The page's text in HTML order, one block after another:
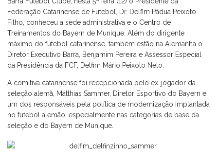
Federação Catarinense de Futebol, Dr. Delfim Pádua Peixoto
Filho, conheceu a sede administrativa e o Centro de
Treinamentos do Bayern de Munique. Além do dirigente
máximo do futebol catarinense, também estão na Alemanha o
Diretor Executivo Barra, Benjamim Pereira e Assessor Especial
da Presidência da FCF, Delfim Mário Peixoto Neto.
A comitiva catarinense foi recepcionada pelo ex-jogador da
seleção alemã, Matthias Sammer, Diretor Esportivo do Bayern e
um dos responsáveis pela política de modernização implantada
no futebol alemão, especialmente nas categorias de base da
seleção e do Bayern de Munique.